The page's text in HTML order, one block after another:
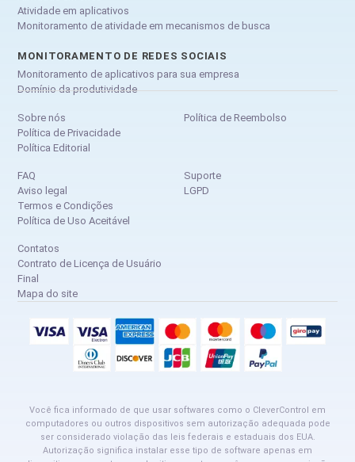
Atividade em aplicativos
Monitoramento de atividade em mecanismos de busca
MONITORAMENTO DE REDES SOCIAIS
Monitoramento de aplicativos para sua empresa
Domínio da produtividade
Sobre nós
Política de Privacidade
Política Editorial
Política de Reembolso
FAQ
Aviso legal
Termos e Condições
Política de Uso Aceitável
Suporte
LGPD
Contatos
Contrato de Licença de Usuário
Final
Mapa do site
Você fica informado de que usar softwares como o CleverControl em
computadores ou outros dispositivos sem autorização adequada pode
ser considerado violação das leis federais e estaduais dos EUA.
Autorização significa instalar esse tipo de software apenas em